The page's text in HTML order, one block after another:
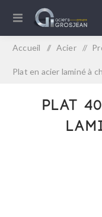
Accueil / Acier /
Plat en acier laminé à
Plat